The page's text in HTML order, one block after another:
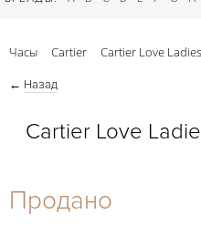
27-44
Часы Cartier Cartier Love
← Назад
Cartier Love
Продано